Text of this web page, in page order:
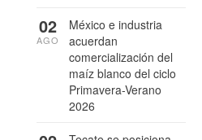
México e industria
acuerdan
comercialización del
maíz blanco del ciclo
Primavera-Verano
2026
02
AGO